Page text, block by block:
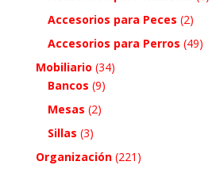
Accesorios para Peces (2)
Accesorios para Perros (49)
Mobiliario (34)
Bancos (9)
Mesas (2)
Sillas (3)
Organización (221)